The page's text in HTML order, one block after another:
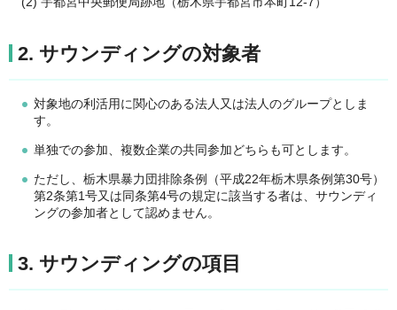
2. サウンディングの対象者
対象地の利活用に関心のある法人又は法人のグループとしま
す。
単独での参加、複数企業の共同参加どちらも可とします。
ただし、栃木県暴力団排除条例（平成22年栃木県条例第30号）
第2条第1号又は同条第4号の規定に該当する者は、サウンディ
ングの参加者として認めません。
3. サウンディングの項目